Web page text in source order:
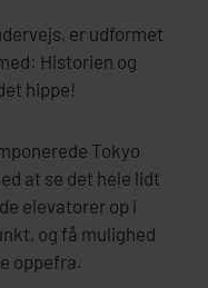
er udformet
Historien og
hippe!
Tokyo
at se det hele lidt
elevatorer op i
og få mulighed
oppefra.